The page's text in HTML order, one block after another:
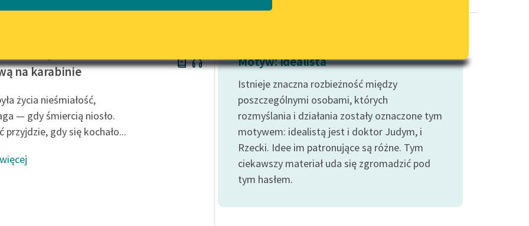
literatury do słuchania dla
E-kolekcja lektur szkolnych i
literatury do słuchania dla
niepełnosprawnościami
Feministyczne inspiracje.
Popularyzacja skandynawskiej
literatury feministycznej
wrażliwych
Deklaracja dostępności
na karabinie
życia nieśmiałość,
— gdy śmiercią niosło.
przyjdzie, gdy się kochało...
Motyw: Idealista
Istnieje znaczna rozbieżność między
poszczególnymi osobami, których
rozmyślania i działania zostały oznaczone tym
motywem: idealistą jest i doktor Judym, i
Rzecki. Idee im patronujące są różne. Tym
ciekawszy materiał uda się zgromadzić pod
tym hasłem.